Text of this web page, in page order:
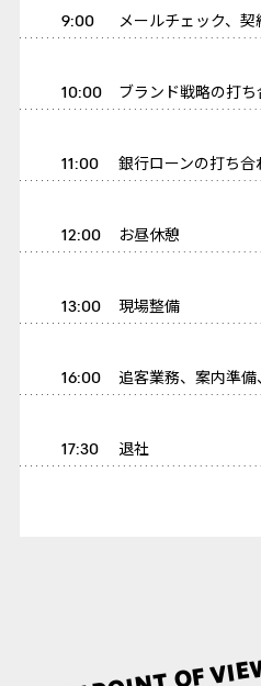
9:00 メールチェック、
10:00 ブランド戦略の打ち
11:00 銀行ローンの打ち合
12:00 お昼休憩
13:00 現場整備
16:00 追客業務、案内準
17:30 退社